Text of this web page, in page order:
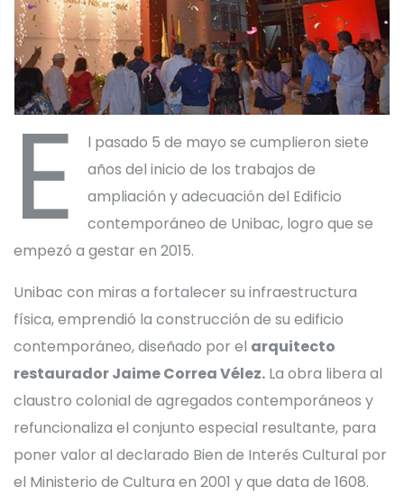
E
l pasado 5 de mayo se cumplieron siete
años del inicio de los trabajos de
ampliación y adecuación del Edificio
contemporáneo de Unibac, logro que se
empezó a gestar en 2015.
Unibac con miras a fortalecer su infraestructura
física, emprendió la construcción de su edificio
contemporáneo, diseñado por el arquitecto
restaurador Jaime Correa Vélez. La obra libera al
claustro colonial de agregados contemporáneos y
refuncionaliza el conjunto especial resultante, para
poner valor al declarado Bien de Interés Cultural por
el Ministerio de Cultura en 2001 y que data de 1608.